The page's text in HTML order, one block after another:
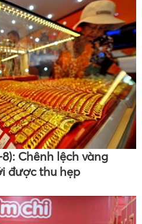
Chênh lệch vàng
được thu hẹp